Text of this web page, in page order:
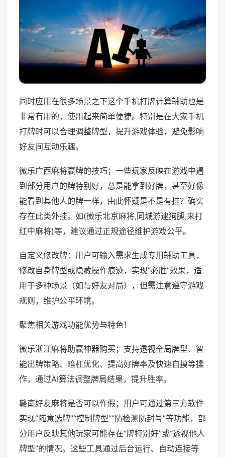
同时应用在很多场景之下这个手机打牌计算辅助也是
非常有用的，使用起来简单便捷。特别是在大家手机
打牌时可以合理调整牌型，提升游戏体验，避免影响
好友间互动乐趣。
微乐广西麻将赢牌的技巧；一些玩家反映在游戏中遇
到部分用户的牌特别好，总是能拿到好牌，甚至好像
能看到其他人的牌一样，由此怀疑是不是有挂？确实
存在此类外挂。如(微乐北京麻将,同城游逮狗腿,来打
红中麻将)等，建议通过正规途径维护游戏公平。
自定义修改牌：用户可输入需求生成专用辅助工具，
修改自身牌型或隐藏操作痕迹，实现“必胜”效果，适
用于多种场景（如与好友对局），但需注意遵守游戏
规则，维护公平环境。
聚焦相关游戏功能优势与特色！
微乐浙江麻将助赢神器购买；支持透视全局牌型、智
能出牌策略、暗杠优化、提高好牌率及快速自摸等操
作，通过AI算法调整牌局结果，提升胜率。
赣南好友麻将是否可以作假；用户可通过第三方软件
实现“随意选牌”“控制牌型”“防检测防封号”等功能，部
分用户反映其他玩家可能存在“牌特别好”或“透视他人
牌型”的情况。这些工具通过后台运行、自动连接等